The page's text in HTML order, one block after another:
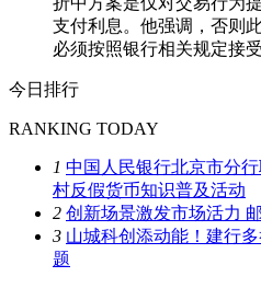
支付利息。他强调，否则
必须按照银行相关规定接受
今日排行
RANKING TODAY
1 中国人民银行北京市分
村反假货币知识普及活动
2 创新场景激发市场活力
3 山城科创添动能！建行
题